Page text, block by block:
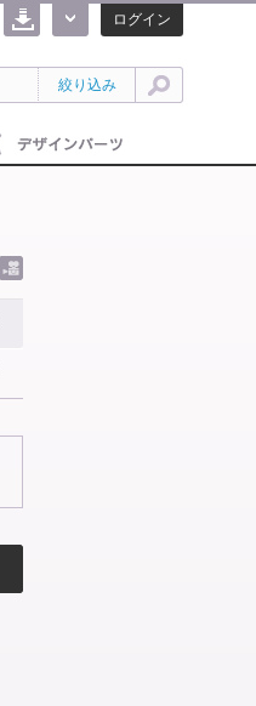
ログイン
絞り込み